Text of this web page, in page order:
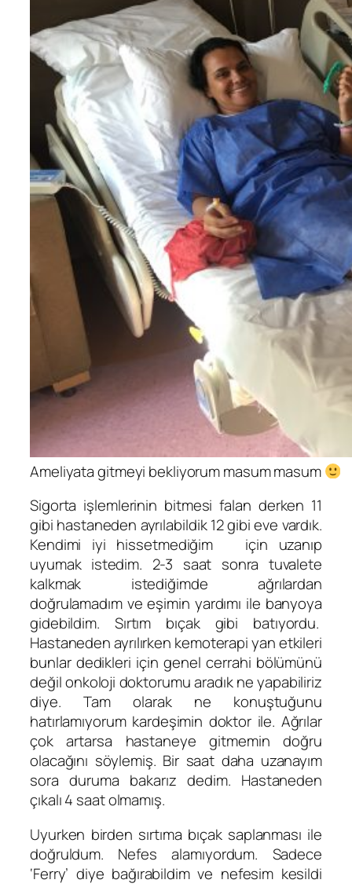
Ameliyata gitmeyi bekliyorum masum masum
Sigorta işlemlerinin bitmesi falan derken 11
gibi hastaneden ayrılabildik 12 gibi eve vardık.
Kendimi iyi hissetmediğim için uzanıp
uyumak istedim. 2-3 saat sonra tuvalete
kalkmak istediğimde ağrılardan
doğrulamadım ve eşimin yardımı ile banyoya
gidebildim. Sırtım bıçak gibi batıyordu.
Hastaneden ayrılırken kemoterapi yan etkileri
bunlar dedikleri için genel cerrahi bölümünü
değil onkoloji doktorumu aradık ne yapabiliriz
diye. Tam olarak ne konuştuğunu
hatırlamıyorum kardeşimin doktor ile. Ağrılar
çok artarsa hastaneye gitmemin doğru
olacağını söylemiş. Bir saat daha uzanayım
sora duruma bakarız dedim. Hastaneden
çıkalı 4 saat olmamış.
Uyurken birden sırtıma bıçak saplanması ile
doğruldum. Nefes alamıyordum. Sadece
‘Ferry’ diye bağırabildim ve nefesim kesildi